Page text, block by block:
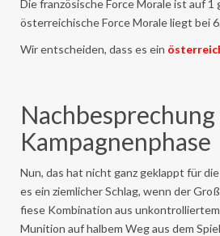
Die französische Force Morale ist auf 1
österreichische Force Morale liegt bei
Wir entscheiden, dass es ein
Nachbesprechung
Kampagnenphase
Nun, das hat nicht ganz geklappt für
es ein ziemlicher Schlag, wenn der
fiese Kombination aus
Munition auf halbem Weg aus dem